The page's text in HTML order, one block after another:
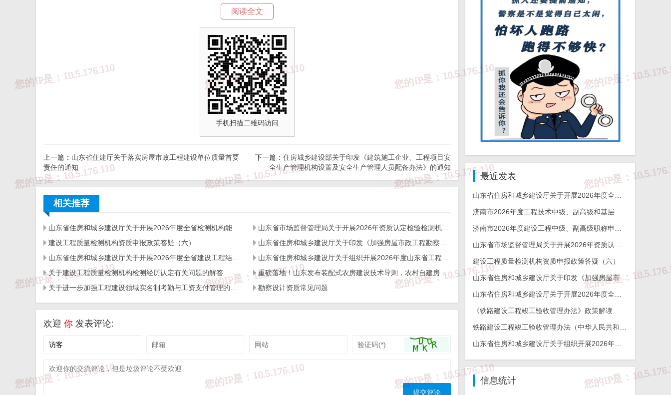
GB/T 50378-2019）或山东省《绿色建筑评价标准》（DB37/T 5097-2021）二星级及以上绿
色建筑标准进行设计并完成预评价，在2026年12月底前竣工验收并获得相应星级标识。
2.住宅建筑小区或组团面积不小于3万平方米；公共建筑单体建筑面积不小于5000平方米，群体建筑面积不小于2万平方米。
1.按照国家《近零能耗建筑技术标准》（GB/T 51350-2019）或山东省《近零能耗居住建筑节能设计标准》（DB37/T 5074-202
4）、《超低能耗公共建筑技术标准》（DB37/T 5237-2022）设计，在2026年12月底前竣工验收。
2.申报项目应为整个建筑单体或建筑群（含改造项目），建筑面积不小于5000平方米。
（三）零碳建筑（社区、园区、片区）试点
区、园区、片区要求区域降碳率不应低于60%，或经过碳抵消后的年碳排放总量应小于等于零，且碳抵消比例不超过基准区域碳排放
量的30%。
在2026年12月底前改造完成，并满足《既有建筑绿色改造评价标准》（GB/T 51141-2015）要求。
阅读全文
手机扫描二维码访问
上一篇： 山东省住建厅关于落实房屋市政工程建设单位质量首要
责任的通知
下一篇： 住房城乡建设部关于印发《建筑施工企业、工程项目安
全生产管理机构设置及安全生产管理人员配备办法》的通知
相关推荐
山东省市场监督管理局关于开展2026年资质认定检验检测机构能力验证工作的通知
建设工程质量检测机构资质申报政策答疑（六）
关于建设工程质量检测机构检测经历认定有关问题的解答
重磅落地！山东发布装配式农房建设技术导则，农村自建房迎来标准化新时代
勘察设计资质常见问题
欢迎 你 发表评论:
最近发表
济南市2026年度工程技术中级、副高级和基层工程技术高级职称申报评审的通知
建设工程质量检测机构资质申报政策答疑（六）
山东省住房和城乡建设厅关于印发《加强房屋市政工程勘察全链条管理实施方案》的通知
《铁路建设工程竣工验收管理办法》政策解读
山东省住房和城乡建设厅关于组织开展2026年度山东省工程建设泰山杯奖申报工作的通知
信息统计